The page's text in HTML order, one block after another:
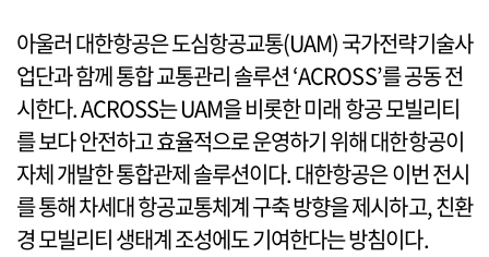
아울러 대한항공은 도심항공교통(UAM) 국가전략기술사
업단과 함께 통합 교통관리 솔루션 ‘ACROSS’를 공동 전
시한다. ACROSS는 UAM을 비롯한 미래 항공 모빌리티
를 보다 안전하고 효율적으로 운영하기 위해 대한항공이
자체 개발한 통합관제 솔루션이다. 대한항공은 이번 전시
를 통해 차세대 항공교통체계 구축 방향을 제시하고, 친환
경 모빌리티 생태계 조성에도 기여한다는 방침이다.